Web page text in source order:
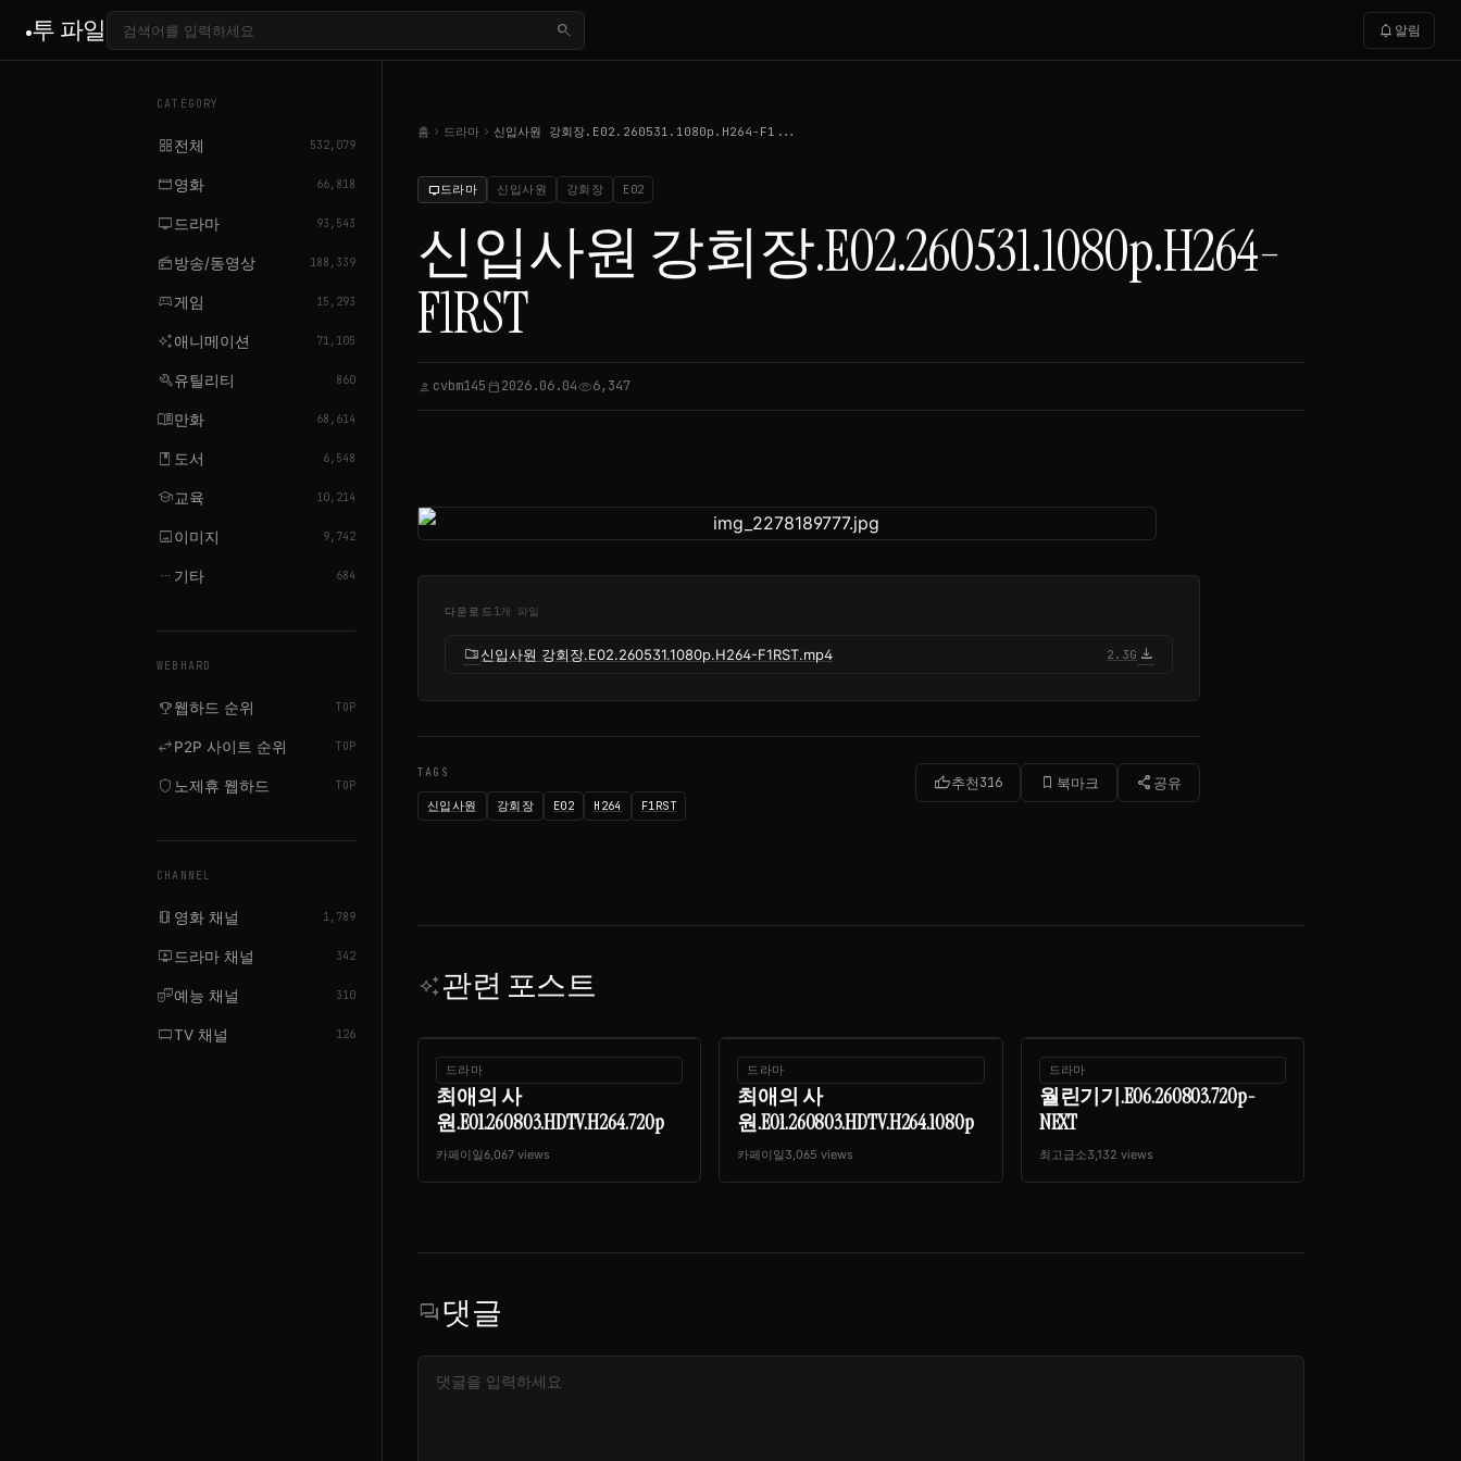
투 파일 search notifications 알림
CATEGORY
grid_view전체 532,079
movie영화 66,818
tv 드라마 93,543
radio방송/동영상 188,339
sports_esports게임 15,293
auto_awesome애니메이션 71,105
build유틸리티 860
menu_book만화 68,614
book 도서 6,548
school교육 10,214
image이미지 9,742
more_horiz 기타 684
WEBHARD
emoji_events웹하드 순위 TOP
swap_horizP2P 사이트 순위 TOP
shield 노제휴 웹하드 TOP
CHANNEL
local_movies 영화 채널 1,789
live_tv 드라마 채널 342
theater_comedy예능 채널 310
tv_genTV 채널 126
홈 chevron_right 드라마 chevron_right 신입사원 강회장.E02.260531.1080p.H264-F1...
tv드라마 신입사원 강회장 E02
신입사원 강회장.E02.260531.1080p.H264-
F1RST
person cvbm145 calendar_today2026.06.04visibility6,347
다운로드 1개 파일
folder_zip신입사원 강회장.E02.260531.1080p.H264-F1RST.mp4 2.3G download
TAGS
신입사원 강회장 E02 H264 F1RST
thumb_up추천316 bookmark_border 북마크 share 공유
auto_awesome관련 포스트
드라마
최애의 사
원.E01.260803.HDTV.H264.720p
카페이일6,067 views
드라마
최애의 사
원.E01.260803.HDTV.H264.1080p
카페이일 3,065 views
드라마
월린기기.E06.260803.720p-
NEXT
최고급소3,132 views
forum댓글